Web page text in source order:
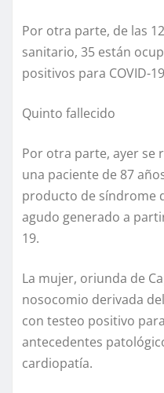
Por otra parte, de las
sanitario, 35 están
positivos para COVID-
Quinto fallecido
Por otra parte, ayer se
una paciente de 87
producto de síndrome
agudo generado a
19.
La mujer, oriunda de
nosocomio derivada
con testeo positivo
antecedentes
cardiopatía.